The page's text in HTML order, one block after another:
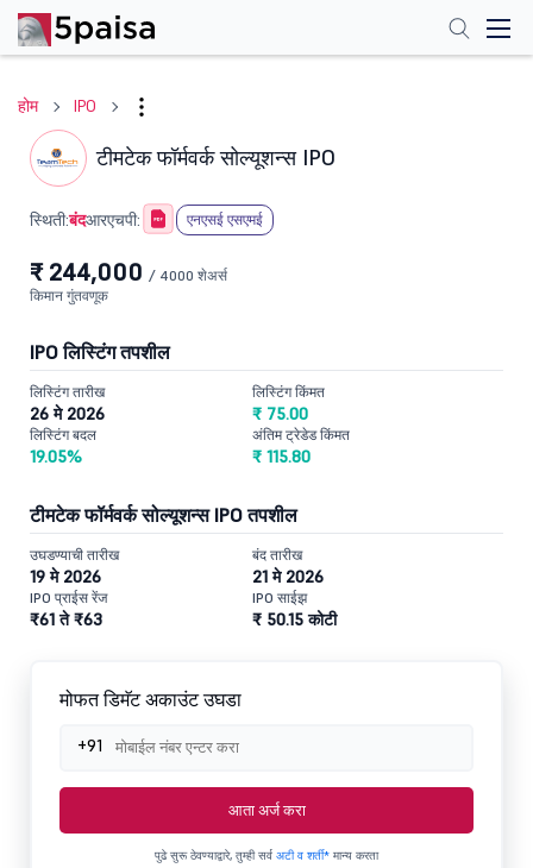
होम IPO
टीमटेक फॉर्मवर्क सोल्यूशन्स IPO
स्थिती:बंदआरएचपी: एनएसई एसएमई
₹ 244,000 / 4000 शेअर्स
किमान गुंतवणूक
IPO लिस्टिंग तपशील
लिस्टिंग तारीख
26 मे 2026
लिस्टिंग किंमत
₹ 75.00
लिस्टिंग बदल
19.05%
अंतिम ट्रेडेड किंमत
₹ 115.80
टीमटेक फॉर्मवर्क सोल्यूशन्स IPO तपशील
उघडण्याची तारीख
19 मे 2026
बंद तारीख
21 मे 2026
IPO प्राईस रेंज
₹61 ते ₹63
IPO साईझ
₹ 50.15 कोटी
मोफत डिमॅट अकाउंट उघडा
+91
आता अर्ज करा
पुढे सुरू ठेवण्याद्वारे, तुम्ही सर्व अटी व शर्ती* मान्य करता